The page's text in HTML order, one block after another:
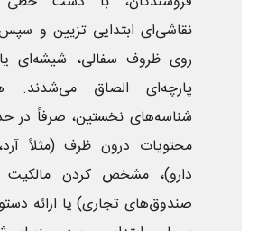
نقاشی‌ای ابتدایی تزیین و
روی ظروف سفالی، شیشه‌ای
پارچه‌ای الصاق
شناسه‌های نخستین، صرفاً در
محتویات درون ظرف (مثلاً
دارو)، مشخص کردن مالکیت
صندوق‌های تجاری) یا ارائه